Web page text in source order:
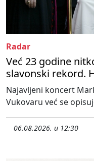
Radar
Već 23 godine
slavonski rekord.
Najavljeni koncert
Vukovaru već se
06.08.2026. u 12:30